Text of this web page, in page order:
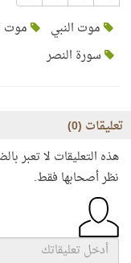
موت النبي موت
سورة النصر
تعليقات (0
)
هذه التعليقات لا تعبر
نظر أصحابها فقط.